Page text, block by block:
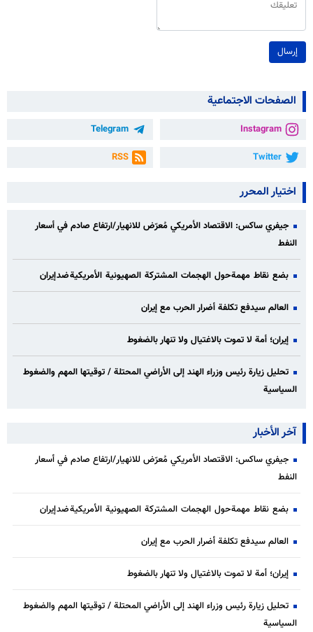
إرسال
الصفحات الاجتماعية
Instagram
Telegram
Twitter
RSS
اختيار المحرر
جيفري ساكس: الاقتصاد الأمريكي مُعرّض للانهيار/ارتفاع صادم في أسعار
النفط
بضع نقاط مهمة حول الهجمات المشتركة الصهيونية الأمريكية ضد إيران
العالم سيدفع تكلفة أضرار الحرب مع إيران
إيران؛ أمة لا تموت بالاغتيال ولا تنهار بالضغوط
تحليل زيارة رئيس وزراء الهند إلى الأراضي المحتلة / توقيتها المهم والضغوط
السياسية
آخر الأخبار
جيفري ساكس: الاقتصاد الأمريكي مُعرّض للانهيار/ارتفاع صادم في أسعار
النفط
بضع نقاط مهمة حول الهجمات المشتركة الصهيونية الأمريكية ضد إيران
العالم سيدفع تكلفة أضرار الحرب مع إيران
إيران؛ أمة لا تموت بالاغتيال ولا تنهار بالضغوط
تحليل زيارة رئيس وزراء الهند إلى الأراضي المحتلة / توقيتها المهم والضغوط
السياسية